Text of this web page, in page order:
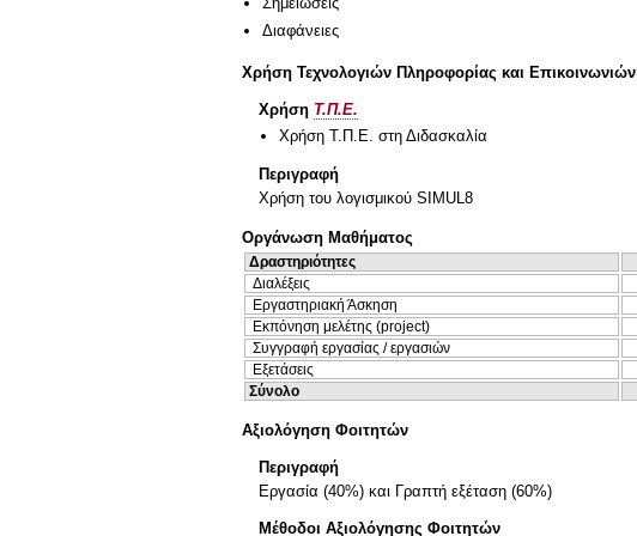
Διαφάνειες
Χρήση Τεχνολογιών Πληροφορίας και Επικοινωνιών
Χρήση Τ.Π.Ε.
Χρήση Τ.Π.Ε. στη Διδασκαλία
Περιγραφή
Χρήση του λογισμικού SIMUL8
Οργάνωση Μαθήματος
Δραστηριότητες
Διαλέξεις
Εργαστηριακή Άσκηση
Εκπόνηση μελέτης (project)
Συγγραφή εργασίας / εργασιών
Εξετάσεις
Σύνολο
Αξιολόγηση Φοιτητών
Περιγραφή
Εργασία (40%) και Γραπτή εξέταση (60%)
Μέθοδοι Αξιολόγησης Φοιτητών